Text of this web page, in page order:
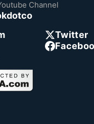
Channel
Twitter